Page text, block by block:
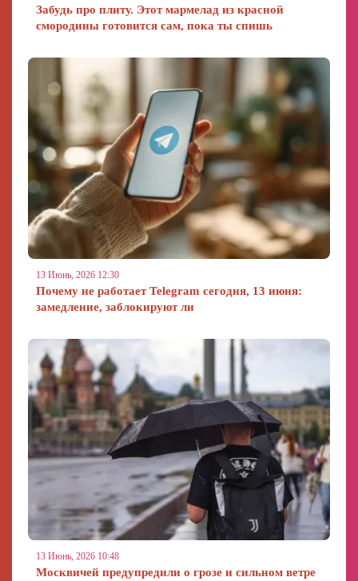
Забудь про плиту. Этот мармелад из красной
смородины готовится сам, пока ты спишь
13 Июнь, 2026 12:30
Почему не работает Telegram сегодня, 13 июня:
замедление, заблокируют ли
13 Июнь, 2026 10:48
Москвичей предупредили о грозе и сильном ветре